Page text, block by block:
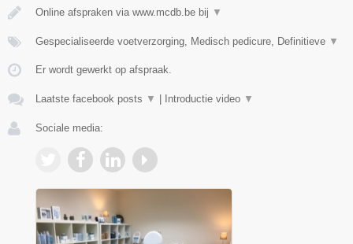
Online afspraken via www.mcdb.be bij ▼
Gespecialiseerde voetverzorging, Medisch pedicure, Definitieve ▼
Er wordt gewerkt op afspraak.
Laatste facebook posts ▼ Introductie video ▼
Sociale media: